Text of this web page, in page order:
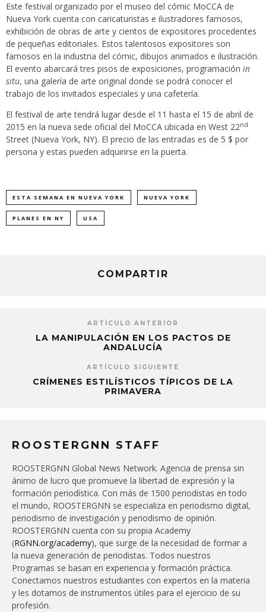
Este festival organizado por el museo del cómic MoCCA de
Nueva York cuenta con caricaturistas e ilustradores famosos,
exhibición de obras de arte y cientos de expositores procedentes
de pequeñas editoriales. Estos talentosos expositores son
famosos en la industria del cómic, dibujos animados e ilustración.
El evento abarcará tres pisos de exposiciones, programación in
situ, una galería de arte original donde se podrá conocer el
trabajo de los invitados especiales y una cafetería.
El festival de arte tendrá lugar desde el 11 hasta el 15 de abril de
2015 en la nueva sede oficial del MoCCA ubicada en West 22nd
Street (Nueva York, NY). El precio de las entradas es de 5 $ por
persona y estas pueden adquirirse en la puerta.
ESTA SEMANA EN NUEVA YORK NUEVA YORK
PLANES EN NY USA
COMPARTIR
ARTÍCULO ANTERIOR
LA MANIPULACIÓN EN LOS PACTOS DE
ANDALUCÍA
ARTÍCULO SIGUIENTE
CRÍMENES ESTILÍSTICOS TÍPICOS DE LA
PRIMAVERA
ROOSTERGNN STAFF
ROOSTERGNN Global News Network. Agencia de prensa sin
ánimo de lucro que promueve la libertad de expresión y la
formación periodística. Con más de 1500 periodistas en todo
el mundo, ROOSTERGNN se especializa en periodismo digital,
periodismo de investigación y periodismo de opinión.
ROOSTERGNN cuenta con su propia Academy
(RGNN.org/academy), que surge de la necesidad de formar a
la nueva generación de periodistas. Todos nuestros
Programas se basan en experiencia y formación práctica.
Conectamos nuestros estudiantes con expertos en la materia
y les dotamos de instrumentos útiles para el ejercicio de su
profesión.